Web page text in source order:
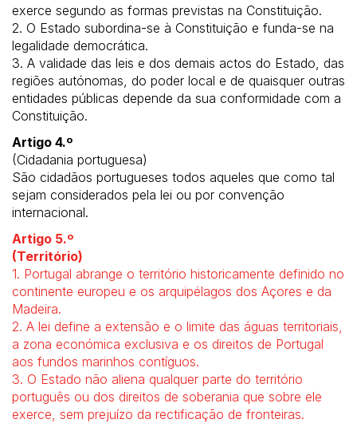
exerce segundo as formas previstas na Constituição.
2. O Estado subordina-se à Constituição e funda-se na
legalidade democrática.
3. A validade das leis e dos demais actos do Estado, das
regiões autónomas, do poder local e de quaisquer outras
entidades públicas depende da sua conformidade com a
Constituição.
Artigo 4.º
(Cidadania portuguesa)
São cidadãos portugueses todos aqueles que como tal
sejam considerados pela lei ou por convenção
internacional.
Artigo 5.º
(Território)
1. Portugal abrange o território historicamente definido no
continente europeu e os arquipélagos dos Açores e da
Madeira.
2. A lei define a extensão e o limite das águas territoriais,
a zona económica exclusiva e os direitos de Portugal
aos fundos marinhos contíguos.
3. O Estado não aliena qualquer parte do território
português ou dos direitos de soberania que sobre ele
exerce, sem prejuízo da rectificação de fronteiras.